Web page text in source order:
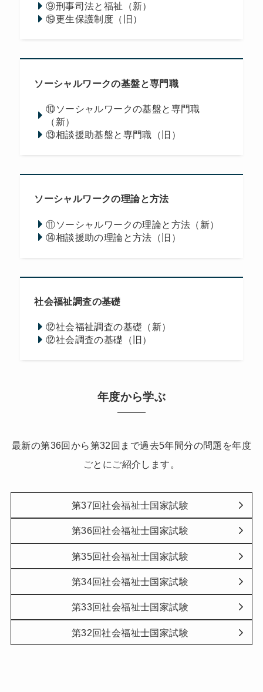
⑨刑事司法と福祉（新）
⑲更生保護制度（旧）
ソーシャルワークの基盤と専門職
⑩ソーシャルワークの基盤と専門職
（新）
⑬相談援助基盤と専門職（旧）
ソーシャルワークの理論と方法
⑪ソーシャルワークの理論と方法（新）
⑭相談援助の理論と方法（旧）
社会福祉調査の基礎
⑫社会福祉調査の基礎（新）
⑫社会調査の基礎（旧）
年度から学ぶ
最新の第36回から第32回まで過去5年間分の問題を年度
ごとにご紹介します。
第37回社会福祉士国家試験
第36回社会福祉士国家試験
第35回社会福祉士国家試験
第34回社会福祉士国家試験
第33回社会福祉士国家試験
第32回社会福祉士国家試験